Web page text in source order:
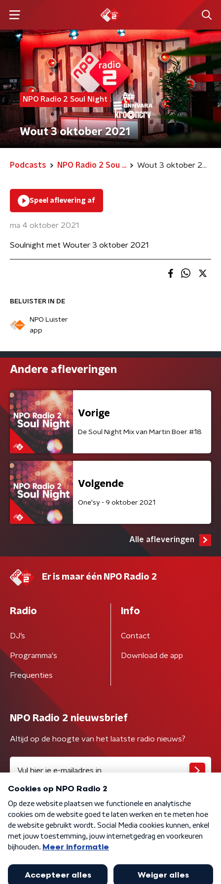
NPO Radio 2 Soul Night
Wout 3 oktober 2021
Podcasts NPO Radio 2 Sou ... Wout 3 oktober 2021
BELUISTER IN DE
NPO Luister
app
Speel aflevering af
ma 4 oktober 2021
Soulnight met Wouter 3 oktober 2021
Andere afleveringen
Vorige
De Soul Night Mix van Martin Boer #18
Volgende
One'sy - 9 oktober 2021
Alle afleveringen
Er is maar één NPO Radio 2
Radio
DJ’s
Programma's
Frequenties
Info
Contact
Download de app
NPO Radio 2 nieuwsbrief
Altijd op de hoogte van het laatste radio nieuws?
Algemene voorwaarden